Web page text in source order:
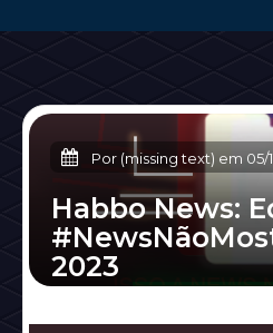
Por (missing text) em 05/
Habbo News:
2023
isso é um reflexo da